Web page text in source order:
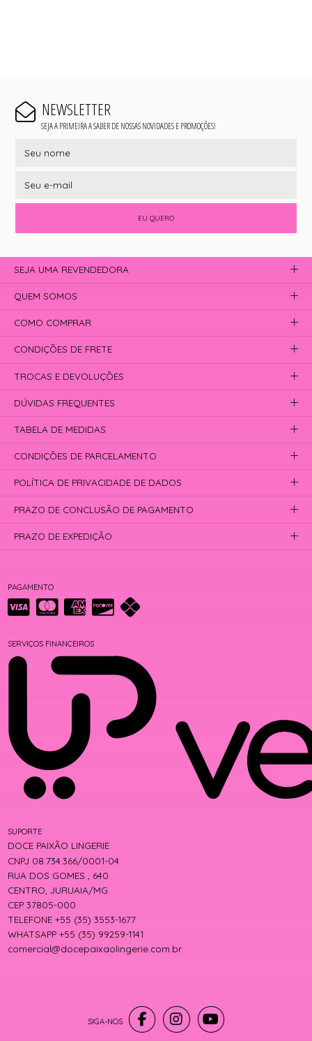
NEWSLETTER
SEJA A PRIMEIRA A SABER DE NOSSAS NOVIDADES E PROMOÇÕES!
EU QUERO
PAGAMENTO
SERVIÇOS FINANCEIROS
SUPORTE
DOCE PAIXÃO LINGERIE
CNPJ 08.734.366/0001-04
RUA DOS GOMES , 640
CENTRO, JURUAIA/MG
CEP 37805-000
TELEFONE +55 (35) 3553-1677
WHATSAPP +55 (35) 99259-1141
comercial@docepaixaolingerie.com.br
SEJA UMA REVENDEDORA
QUEM SOMOS
COMO COMPRAR
CONDIÇÕES DE FRETE
TROCAS E DEVOLUÇÕES
DÚVIDAS FREQUENTES
TABELA DE MEDIDAS
CONDIÇÕES DE PARCELAMENTO
POLÍTICA DE PRIVACIDADE DE DADOS
PRAZO DE CONCLUSÃO DE PAGAMENTO
PRAZO DE EXPEDIÇÃO